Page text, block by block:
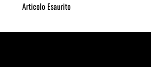
Articolo Esaurito